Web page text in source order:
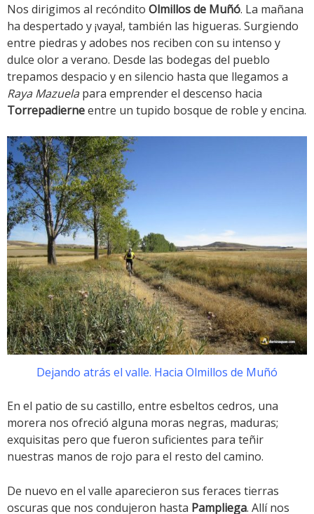
Nos dirigimos al recóndito Olmillos de Muñó. La mañana
ha despertado y ¡vaya!, también las higueras. Surgiendo
entre piedras y adobes nos reciben con su intenso y
dulce olor a verano. Desde las bodegas del pueblo
trepamos despacio y en silencio hasta que llegamos a
Raya Mazuelapara emprender el descenso hacia
Torrepadierneentre un tupido bosque de roble y encina.
Dejando atrás el valle. Hacia Olmillos de Muñó
En el patio de su castillo, entre esbeltos cedros, una
morera nos ofreció alguna moras negras, maduras;
exquisitas pero que fueron suficientes para teñir
nuestras manos de rojo para el resto del camino.
De nuevo en el valle aparecieron sus feraces tierras
oscuras que nos condujeron hasta Pampliega. Allí nos